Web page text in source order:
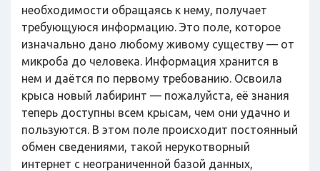
необходимости обращаясь к нему, получает
требующуюся информацию. Это поле, которое
изначально дано любому живому существу — от
микроба до человека. Информация хранится в
нем и даётся по первому требованию. Освоила
крыса новый лабиринт — пожалуйста, её знания
теперь доступны всем крысам, чем они удачно и
пользуются. В этом поле происходит постоянный
обмен сведениями, такой нерукотворный
интернет с неограниченной базой данных,